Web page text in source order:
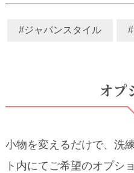
#ジャパンスタイル
オプ
小物を変えるだけで、洗
ト内にてご希望のオプシ